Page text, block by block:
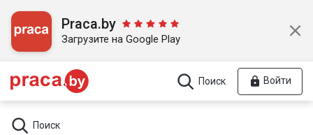
Praca.by
Загрузите на Google Play
Поиск Войти
Поиск